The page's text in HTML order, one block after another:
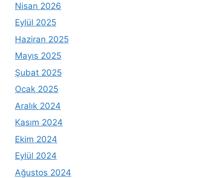
Nisan 2026
Eylül 2025
Haziran 2025
Mayıs 2025
Şubat 2025
Ocak 2025
Aralık 2024
Kasım 2024
Ekim 2024
Eylül 2024
Ağustos 2024